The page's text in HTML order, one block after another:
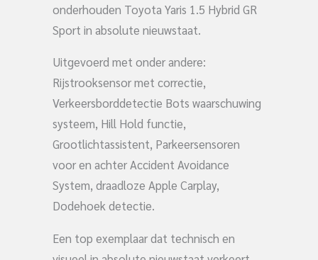
onderhouden Toyota Yaris 1.5 Hybrid GR
Sport in absolute nieuwstaat.
Uitgevoerd met onder andere:
Rijstrooksensor met correctie,
Verkeersborddetectie Bots waarschuwing
systeem, Hill Hold functie,
Grootlichtassistent, Parkeersensoren
voor en achter Accident Avoidance
System, draadloze Apple Carplay,
Dodehoek detectie.
Een top exemplaar dat technisch en